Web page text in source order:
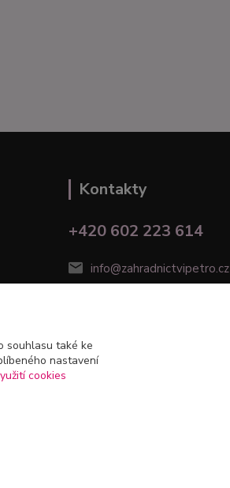
Kontakty
+420 602 223 614
info@zahradnictvipetro.cz
souhlasu také ke
nastavení
cookies